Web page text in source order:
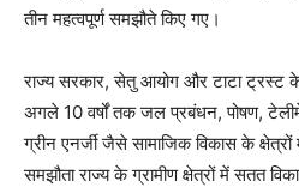
तीन महत्वपूर्ण समझौते किए गए।
राज्य सरकार, सेतु आयोग और टाटा ट्रस्ट
अगले 10 वर्षों तक जल प्रबंधन, पोषण,
ग्रीन एनर्जी जैसे सामाजिक विकास के
समझौता राज्य के ग्रामीण क्षेत्रों में सतत